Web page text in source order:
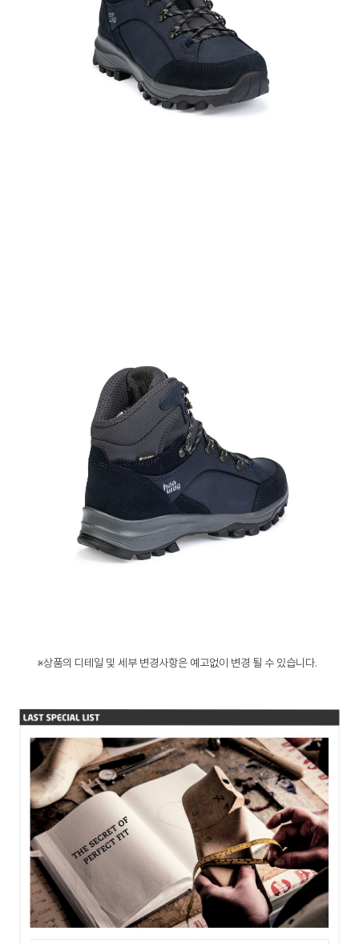
※상품의 디테일 및 세부 변경사항은 예고없이 변경 될 수 있습니다.